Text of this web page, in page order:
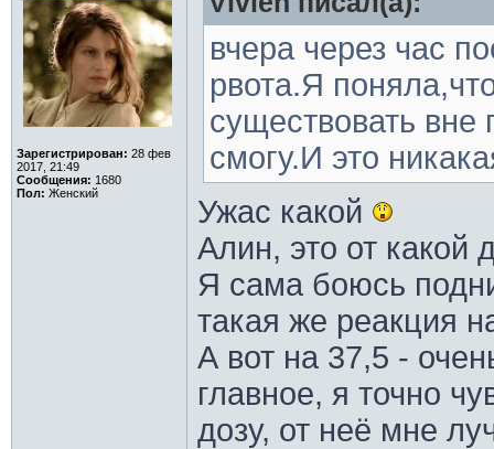
Зарегистрирован: 28 фев
2017, 21:49
Сообщения: 1680
Пол: Женский
вчера через час
рвота.Я
существовать вне
смогу.И это
Ужас какой
Алин, это от какой
Я сама боюсь
такая же реакция
А вот на 37,5 -
главное, я точно
дозу, от неё мне